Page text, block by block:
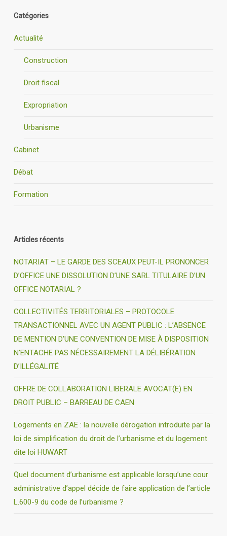
Catégories
Actualité
Construction
Droit fiscal
Expropriation
Urbanisme
Cabinet
Débat
Formation
Articles récents
NOTARIAT – LE GARDE DES SCEAUX PEUT-IL PRONONCER
D’OFFICE UNE DISSOLUTION D’UNE SARL TITULAIRE D’UN
OFFICE NOTARIAL ?
COLLECTIVITÉS TERRITORIALES – PROTOCOLE
TRANSACTIONNEL AVEC UN AGENT PUBLIC : L’ABSENCE
DE MENTION D’UNE CONVENTION DE MISE À DISPOSITION
N’ENTACHE PAS NÉCESSAIREMENT LA DÉLIBÉRATION
D’ILLÉGALITÉ
OFFRE DE COLLABORATION LIBERALE AVOCAT(E) EN
DROIT PUBLIC – BARREAU DE CAEN
Logements en ZAE : la nouvelle dérogation introduite par la
loi de simplification du droit de l’urbanisme et du logement
dite loi HUWART
Quel document d’urbanisme est applicable lorsqu’une cour
administrative d’appel décide de faire application de l’article
L.600-9 du code de l’urbanisme ?